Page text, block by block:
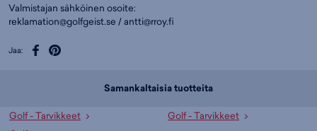
Valmistajan sähköinen osoite:
reklamation@golfgeist.se /antti@rroy.fi
Jaa:
Samankaltaisia tuotteita
Golf - Tarvikkeet
Golf - Tarvikkeet